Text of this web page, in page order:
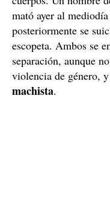
mató ayer al
posteriormente se
escopeta. Ambos se
separación, aunque
violencia de género,
machista.